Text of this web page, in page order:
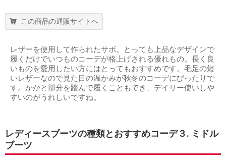
この商品の通販サイトへ
レザーを使用して作られたサボ。とっても上品なデザインで
履くだけでいつものコーデが格上げされる優れもの。長く良
いものを愛用したい方にはとってもおすすめです。毛足の短
いレザーなので見た目の温かみが秋冬のコーデにぴったりで
す。かかと部分を踏んで履くこともでき、デイリー使いしや
すいのがうれしいですね。
レディースブーツの種類とおすすめコーデ３. ミドル
ブーツ